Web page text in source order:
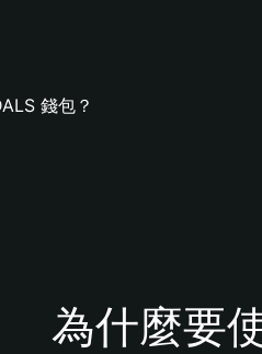
錢包？
為什麼要